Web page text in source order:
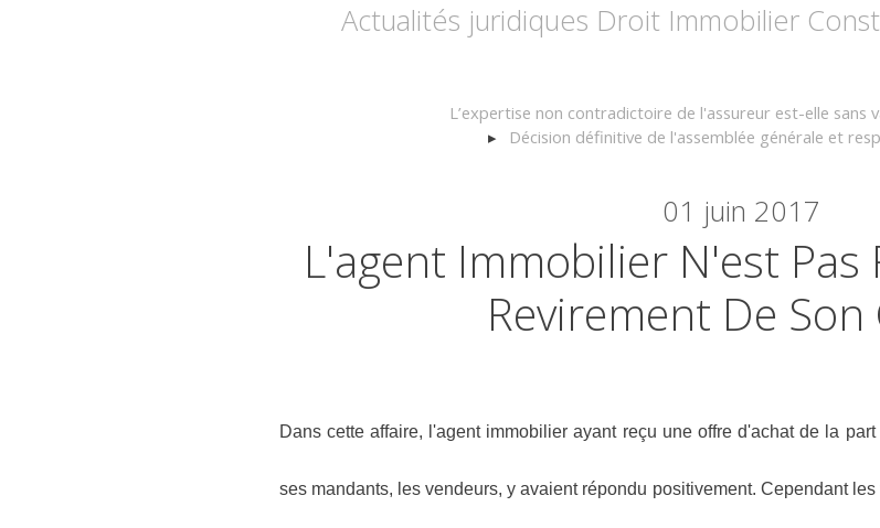
Actualités juridiques Droit Immobilier
L’expertise non contradictoire de l'assureur est-elle sans
Décision définitive de l'assemblée générale et
01 juin 2017
L'agent Immobilier N'est Pas
Revirement De Son
Dans cette affaire, l'agent immobilier ayant reçu une offre d'achat de la
ses mandants, les vendeurs, y avaient répondu positivement. Cependant